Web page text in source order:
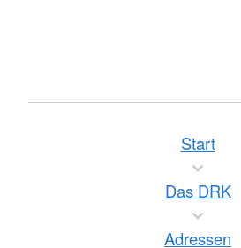
Start
Das DRK
Adressen